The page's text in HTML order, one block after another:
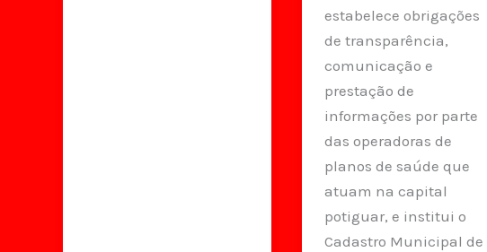
estabelece obrigações
de transparência,
comunicação e
prestação de
informações por parte
das operadoras de
planos de saúde que
atuam na capital
potiguar, e institui o
Cadastro Municipal de